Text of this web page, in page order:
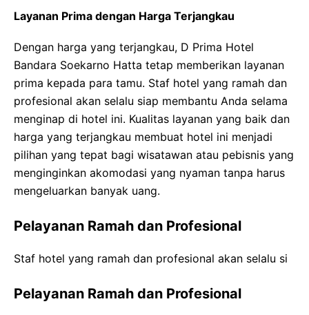
Layanan Prima dengan Harga Terjangkau
Dengan harga yang terjangkau, D Prima Hotel
Bandara Soekarno Hatta tetap memberikan layanan
prima kepada para tamu. Staf hotel yang ramah dan
profesional akan selalu siap membantu Anda selama
menginap di hotel ini. Kualitas layanan yang baik dan
harga yang terjangkau membuat hotel ini menjadi
pilihan yang tepat bagi wisatawan atau pebisnis yang
menginginkan akomodasi yang nyaman tanpa harus
mengeluarkan banyak uang.
Pelayanan Ramah dan Profesional
Staf hotel yang ramah dan profesional akan selalu si
Pelayanan Ramah dan Profesional